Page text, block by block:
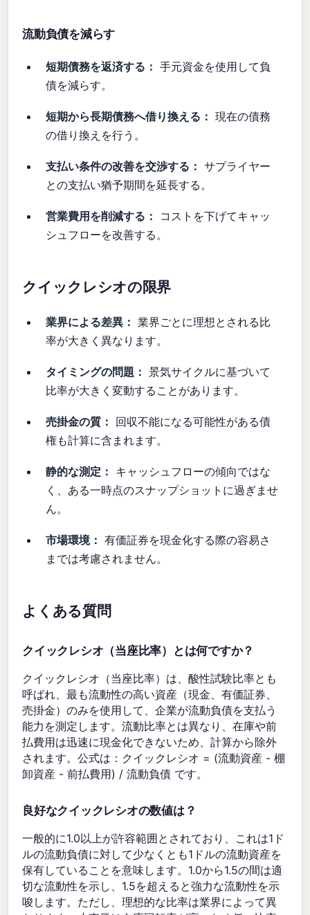
流動負債を減らす
短期債務を返済する： 手元資金を使用して負
債を減らす。
短期から長期債務へ借り換える： 現在の債務
の借り換えを行う。
支払い条件の改善を交渉する： サプライヤー
との支払い猶予期間を延長する。
営業費用を削減する：
コストを下げてキャッ
シュフローを改善する。
クイックレシオの限界
業界による差異： 業界ごとに理想とされる比
率が大きく異なります。
タイミングの問題： 景気サイクルに基づいて
比率が大きく変動することがあります。
売掛金の質： 回収不能になる可能性がある債
権も計算に含まれます。
静的な測定： キャッシュフローの傾向ではな
く、ある一時点のスナップショットに過ぎませ
ん。
市場環境： 有価証券を現金化する際の容易さ
までは考慮されません。
よくある質問
クイックレシオ（当座比率）とは何ですか？
クイックレシオ（当座比率）は、酸性試験比率とも
呼ばれ、最も流動性の高い資産（現金、有価証券、
売掛金）のみを使用して、企業が流動負債を支払う
能力を測定します。流動比率とは異なり、在庫や前
払費用は迅速に現金化できないため、計算から除外
されます。公式は：クイックレシオ = (流動資産 - 棚
卸資産 - 前払費用) / 流動負債 です。
良好なクイックレシオの数値は？
一般的に1.0以上が許容範囲とされており、これは1ド
ルの流動負債に対して少なくとも1ドルの流動資産を
保有していることを意味します。1.0から1.5の間は適
切な流動性を示し、1.5を超えると強力な流動性を示
唆します。ただし、理想的な比率は業界によって異